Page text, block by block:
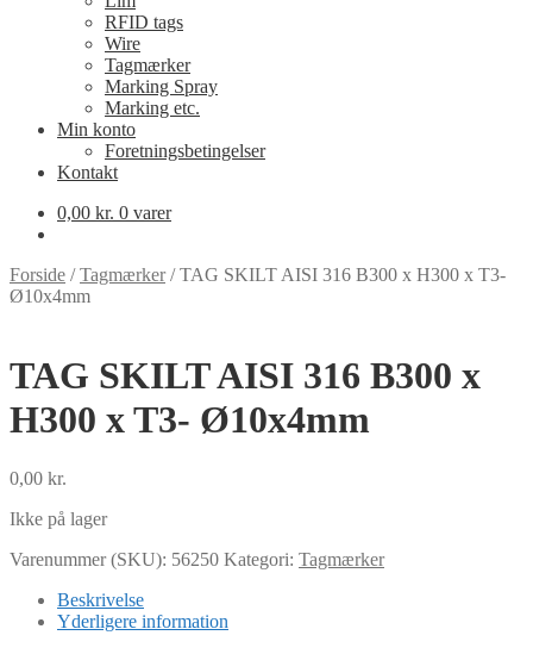
RFID tags
Wire
Tagmærker
Marking Spray
Marking etc.
Min konto
Foretningsbetingelser
Kontakt
0,00 kr. 0 varer
Forside /Tagmærker/TAG SKILT AISI 316 B300 x H300 x T3-
Ø10x4mm
TAG SKILT AISI 316 B300 x
H300 x T3- Ø10x4mm
0,00 kr.
Ikke på lager
Varenummer (SKU): 56250 Kategori: Tagmærker
Beskrivelse
Yderligere information